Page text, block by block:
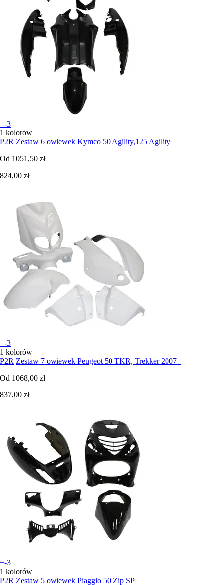
+-3
1 kolorów
P2R Zestaw 6 owiewek Kymco 50 Agility,125 Agility
Od 1051,50 zł
824,00 zł
+-3
1 kolorów
P2R Zestaw 7 owiewek Peugeot 50 TKR, Trekker 2007+
Od 1068,00 zł
837,00 zł
+-3
1 kolorów
P2R Zestaw 5 owiewek Piaggio 50 Zip SP